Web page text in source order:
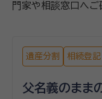
門家や相談窓口へご
遺産分割 相続登記
父名義のまま